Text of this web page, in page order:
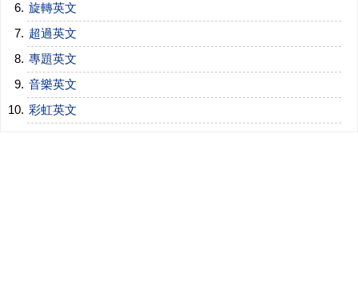
旋轉英文
超過英文
專題英文
音樂英文
彩虹英文